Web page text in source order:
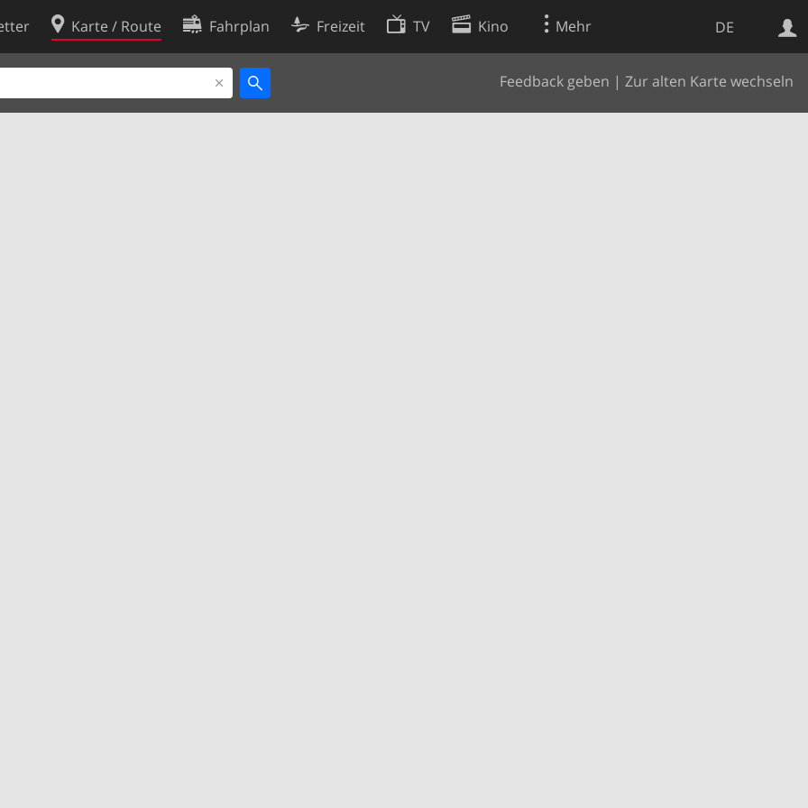
DE
Karte / Route Fahrplan Freizeit TV Kino Mehr
Feedback geben | Zur alten Karte wechseln
Websuche
Cookie-Richtlinie
Cookie-Einstellungen